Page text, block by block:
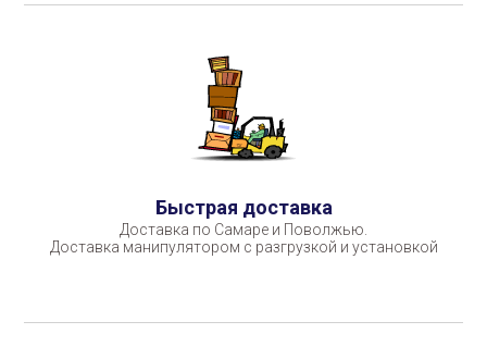
Быстрая доставка
Доставка по Самаре и Поволжью.
Доставка манипулятором с разгрузкой и установкой